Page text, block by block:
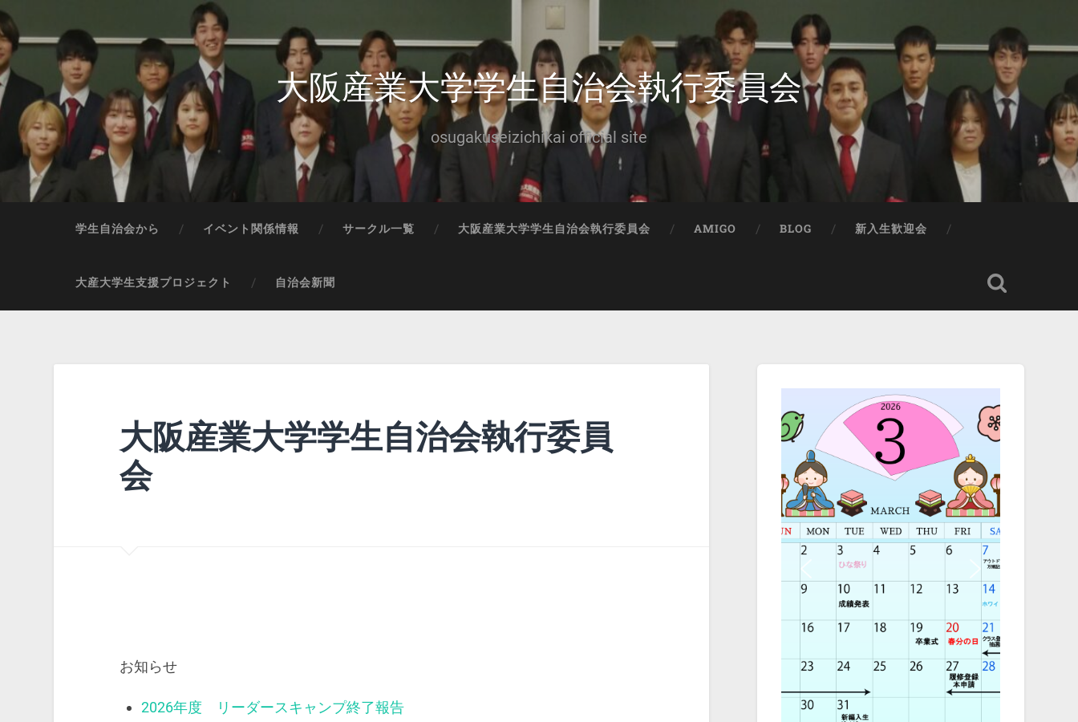
大阪産業大学学生自治会執行委員会
osugakuseizichikai official site
学生自治会から イベント関係情報 サークル一覧 大阪産業大学学生自治会執行委員会 AMIGO BLOG 新入生歓迎会
大産大学生支援プロジェクト 自治会新聞
大阪産業大学学生自治会執行委員
会
お知らせ
2026年度 リーダースキャンプ終了報告